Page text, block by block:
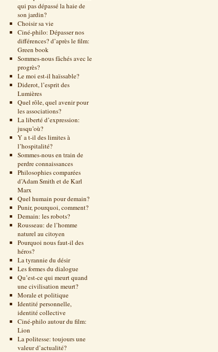
qui pas dépassé la haie de
son jardin?
Choisir sa vie
Ciné-philo: Dépasser nos
différences? d’après le film:
Green book
Sommes-nous fâchés avec le
progrès?
Le moi est-il haïssable?
Diderot, l’esprit des
Lumières
Quel rôle, quel avenir pour
les associations?
La liberté d’expression:
jusqu’où?
Y a t-il des limites à
l’hospitalité?
Sommes-nous en train de
perdre connaissances
Philosophies comparées
d’Adam Smith et de Karl
Marx
Quel humain pour demain?
Punir, pourquoi, comment?
Demain: les robots?
Rousseau: de l’homme
naturel au citoyen
Pourquoi nous faut-il des
héros?
La tyrannie du désir
Les formes du dialogue
Qu’est-ce qui meurt quand
une civilisation meurt?
Morale et politique
Identité personnelle,
identité collective
Ciné-philo autour du film:
Lion
La politesse: toujours une
valeur d’actualité?